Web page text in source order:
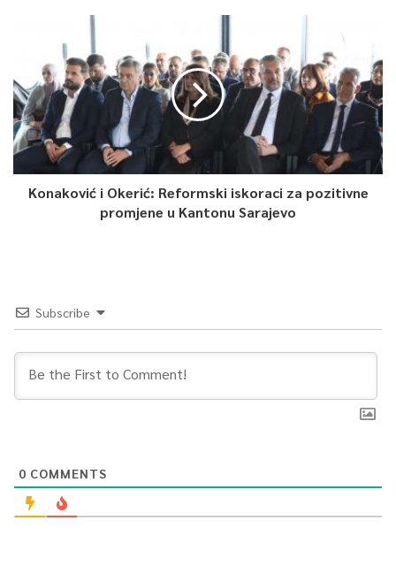
Konaković i Okerić: Reformski iskoraci za pozitivne
promjene u Kantonu Sarajevo
Subscribe
0 COMMENTS